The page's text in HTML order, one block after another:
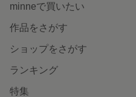
minneで買いたい
作品をさがす
ショップをさがす
ランキング
特集